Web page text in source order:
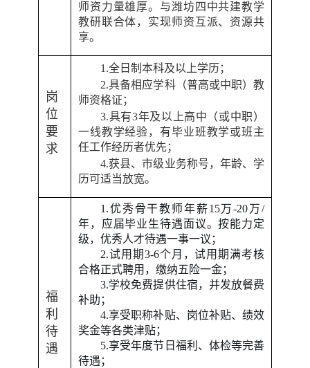
师资力量雄厚。与潍坊四中共建教学
教研联合体，实现师资互派、资源共
享。
岗
位
要
求
1.全日制本科及以上学历；
2.具备相应学科（普高或中职）教
师资格证；
3.具有3年及以上高中（或中职）
一线教学经验，有毕业班教学或班主
任工作经历者优先；
4.获县、市级业务称号，年龄、学
历可适当放宽。
福
利
待
遇
1.优秀骨干教师年薪15万-20万/
年，应届毕业生待遇面议。按能力定
级，优秀人才待遇一事一议；
2.试用期3-6个月，试用期满考核
合格正式聘用，缴纳五险一金；
3.学校免费提供住宿，并发放餐费
补助；
4.享受职称补贴、岗位补贴、绩效
奖金等各类津贴；
5.享受年度节日福利、体检等完善
待遇；